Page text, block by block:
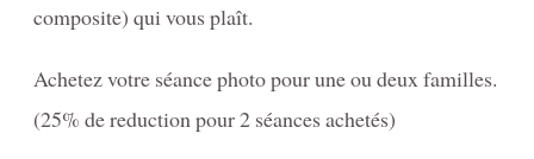
composite) qui vous plaît.
Achetez votre séance photo pour une ou deux familles.
(25% de reduction pour 2 séances achetés)